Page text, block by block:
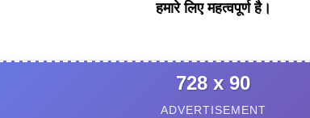
हमारे लिए महत्वपूर्ण है।
728 x 90
ADVERTISEMENT